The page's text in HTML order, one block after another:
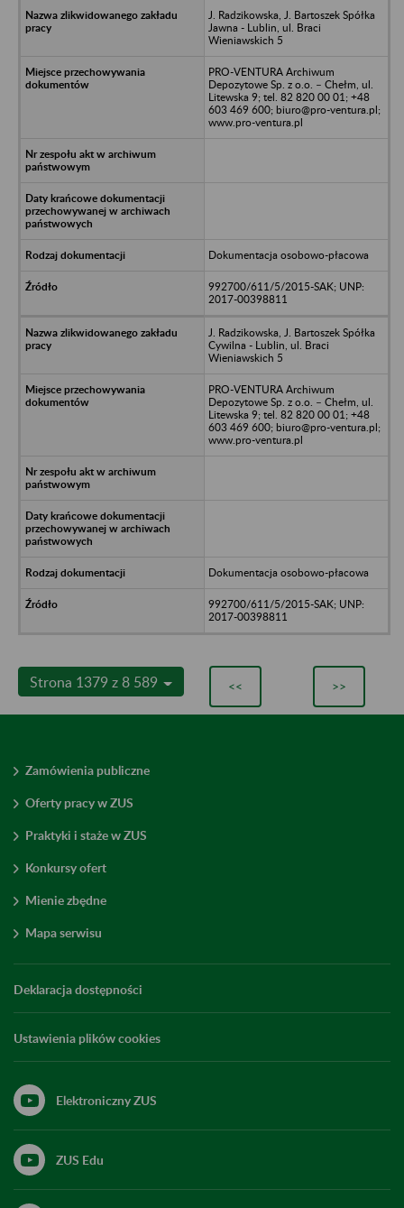
J. Radzikowska, J. Bartoszek Spółka
Jawna - Lublin, ul. Braci
Wieniawskich 5
PRO-VENTURA Archiwum
Depozytowe Sp. z o.o. – Chełm, ul.
Litewska 9; tel. 82 820 00 01; +48
603 469 600; biuro@pro-ventura.pl;
www.pro-ventura.pl
Dokumentacja osobowo-płacowa
992700/611/5/2015-SAK; UNP:
2017-00398811
J. Radzikowska, J. Bartoszek Spółka
Cywilna - Lublin, ul. Braci
Wieniawskich 5
PRO-VENTURA Archiwum
Depozytowe Sp. z o.o. – Chełm, ul.
Litewska 9; tel. 82 820 00 01; +48
603 469 600; biuro@pro-ventura.pl;
www.pro-ventura.pl
Dokumentacja osobowo-płacowa
992700/611/5/2015-SAK; UNP:
2017-00398811
Strona 1379 z 8 589 << >>
Zamówienia publiczne
Oferty pracy w ZUS
Praktyki i staże w ZUS
Konkursy ofert
Mienie zbędne
Mapa serwisu
Deklaracja dostępności
Ustawienia plików cookies
Elektroniczny ZUS
ZUS Edu